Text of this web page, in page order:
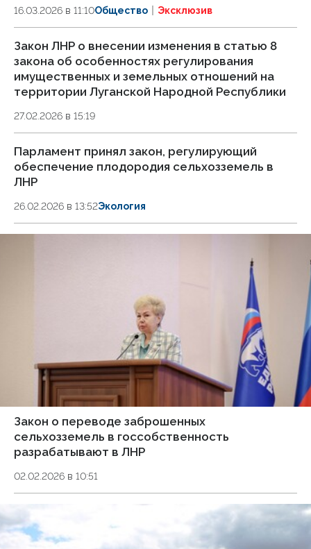
16.03.2026 в 11:10Общество Эксклюзив
Закон ЛНР о внесении изменения в статью 8
закона об особенностях регулирования
имущественных и земельных отношений на
территории Луганской Народной Республики
27.02.2026 в 15:19
Парламент принял закон, регулирующий
обеспечение плодородия сельхозземель в
ЛНР
26.02.2026 в 13:52Экология
Закон о переводе заброшенных
сельхозземель в госсобственность
разрабатывают в ЛНР
02.02.2026 в 10:51